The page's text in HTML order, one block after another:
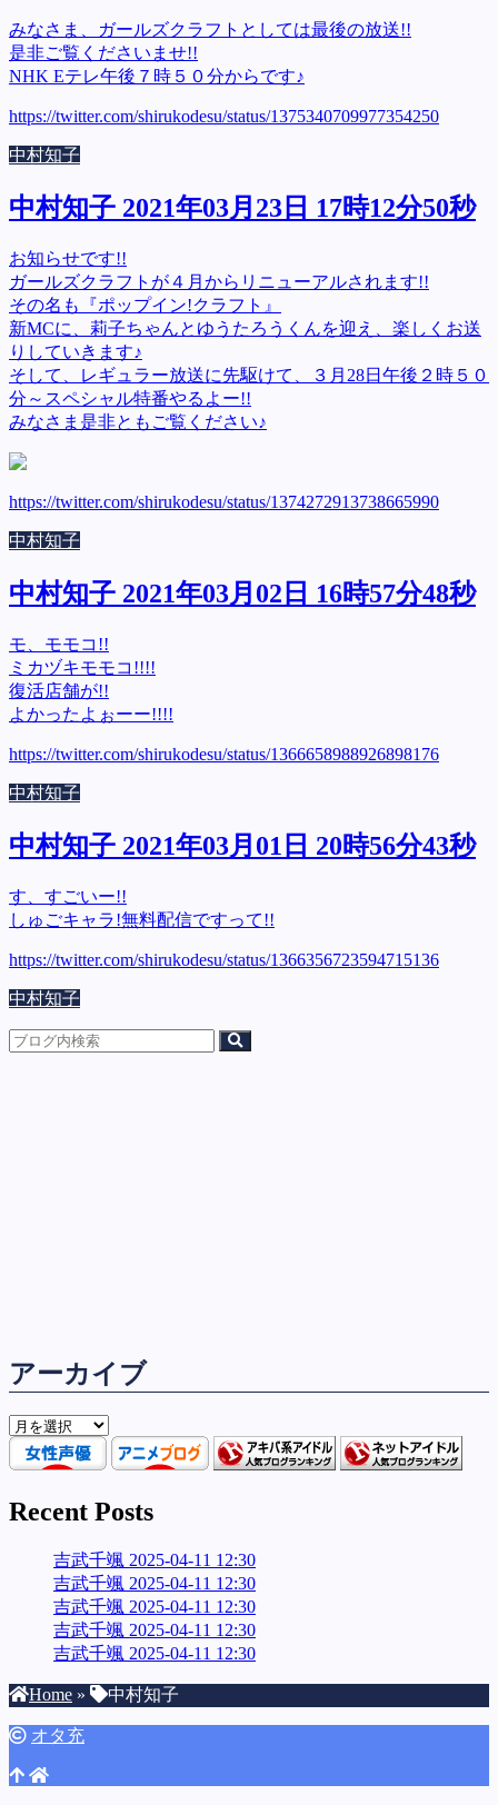
みなさま、ガールズクラフトとしては最後の放送!!
是非ご覧くださいませ!!
NHK Eテレ午後７時５０分からです♪
https://twitter.com/shirukodesu/status/1375340709977354250
中村知子
中村知子 2021年03月23日 17時12分50秒
お知らせです!!
ガールズクラフトが４月からリニューアルされます!!
その名も『ポップイン!クラフト』
新MCに、莉子ちゃんとゆうたろうくんを迎え、楽しくお送
りしていきます♪
そして、レギュラー放送に先駆けて、３月28日午後２時５０
分～スペシャル特番やるよー!!
みなさま是非ともご覧ください♪
https://twitter.com/shirukodesu/status/1374272913738665990
中村知子
中村知子 2021年03月02日 16時57分48秒
モ、モモコ!!
ミカヅキモモコ!!!!
復活店舗が!!
よかったよぉーー!!!!
https://twitter.com/shirukodesu/status/1366658988926898176
中村知子
中村知子 2021年03月01日 20時56分43秒
す、すごいー!!
しゅごキャラ!無料配信ですって!!
https://twitter.com/shirukodesu/status/1366356723594715136
中村知子
アーカイブ
ア
ー
カ
ブ
Recent Posts
吉武千颯 2025-04-11 12:30
吉武千颯 2025-04-11 12:30
吉武千颯 2025-04-11 12:30
吉武千颯 2025-04-11 12:30
吉武千颯 2025-04-11 12:30
Home » 中村知子
オタ充